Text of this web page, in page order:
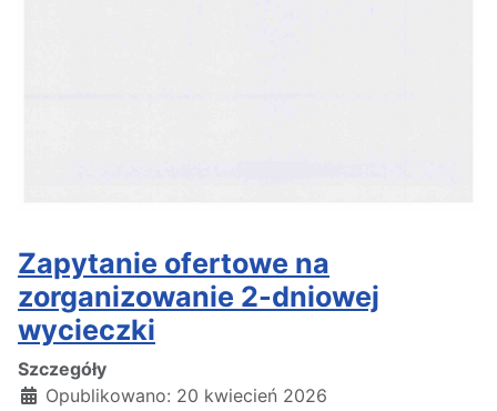
Zapytanie ofertowe na
zorganizowanie 2-dniowej
wycieczki
Szczegóły
Opublikowano: 20 kwiecień 2026